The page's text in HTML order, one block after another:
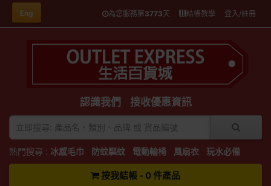
Eng 為您服務第3773天 結帳教學 登入/註冊
認識我們 接收優惠資訊
熱門搜尋 : 冰感毛巾 防蚊驅蚊 電動輪椅 風扇衣 玩水必備
按我結帳 - 0 件產品